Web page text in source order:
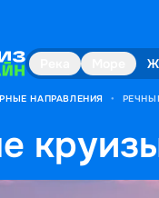
НАПРАВЛЕНИЯ •